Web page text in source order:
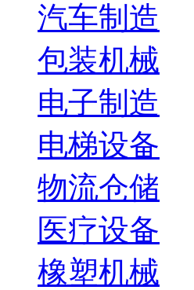
汽车制造
包装机械
电子制造
电梯设备
物流仓储
医疗设备
橡塑机械